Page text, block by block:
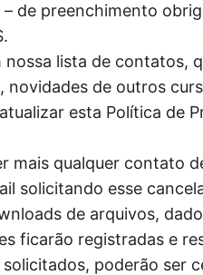
de preenchimento
nossa lista de contatos,
novidades de outros
esta Política de
mais qualquer contato
solicitando esse
de arquivos,
ficarão registradas e
poderão ser